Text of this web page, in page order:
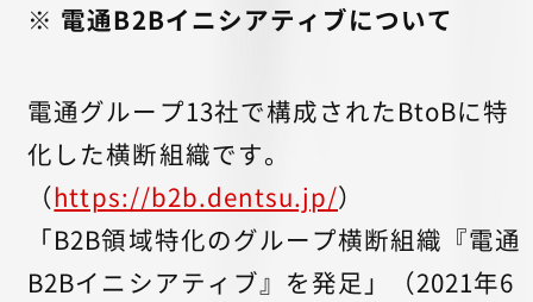
※ 電通B2Bイニシアティブについて
電通グループ13社で構成されたBtoBに特
化した横断組織です。
（https://b2b.dentsu.jp/）
「B2B領域特化のグループ横断組織『電通
B2Bイニシアティブ』を発足」（2021年6